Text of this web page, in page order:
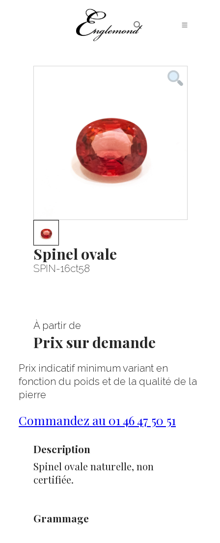
Spinel ovale
SPIN-16ct58
À partir de
Prix sur demande
Prix indicatif minimum variant en
fonction du poids et de la qualité de la
pierre
Commandez au 01 46 47 50 51
Description
Spinel ovale naturelle, non
certifiée.
Grammage